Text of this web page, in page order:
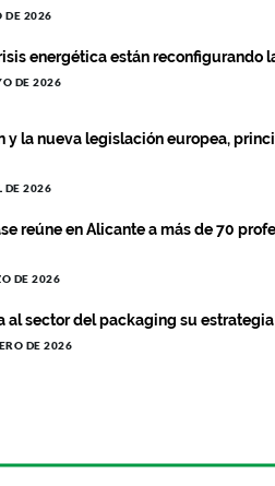
DE 2026
energética están reconfigurando
DE 2026
y la nueva legislación europea,
DE 2026
reúne en Alicante a más de 70
DE 2026
al sector del packaging su estrategia
DE 2026